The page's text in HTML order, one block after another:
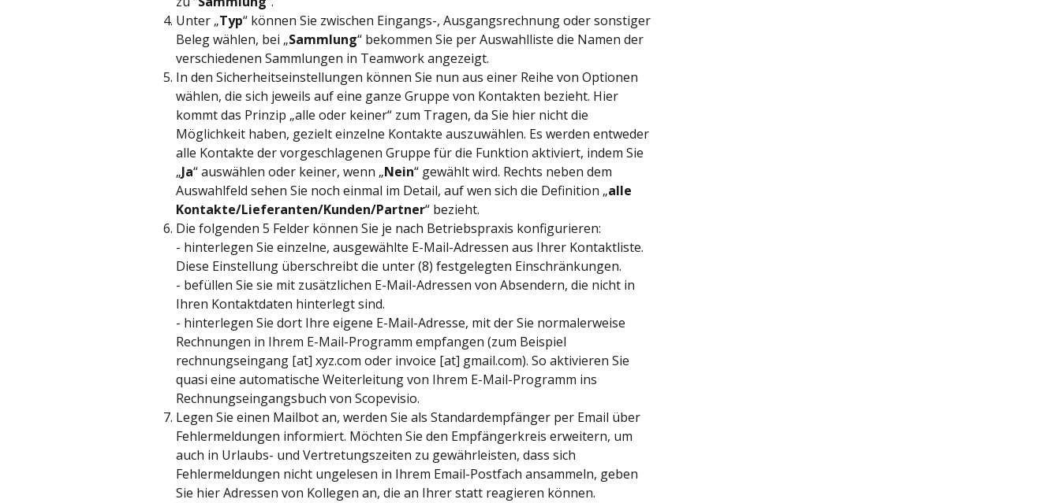
Unter „Typ“ können Sie zwischen Eingangs-, Ausgangsrechnung oder sonstiger
Beleg wählen, bei „Sammlung“ bekommen Sie per Auswahlliste die Namen der
verschiedenen Sammlungen in Teamwork angezeigt.
In den Sicherheitseinstellungen können Sie nun aus einer Reihe von Optionen
wählen, die sich jeweils auf eine ganze Gruppe von Kontakten bezieht. Hier
kommt das Prinzip „alle oder keiner“ zum Tragen, da Sie hier nicht die
Möglichkeit haben, gezielt einzelne Kontakte auszuwählen. Es werden entweder
alle Kontakte der vorgeschlagenen Gruppe für die Funktion aktiviert, indem Sie
„Ja“ auswählen oder keiner, wenn „Nein“ gewählt wird. Rechts neben dem
Auswahlfeld sehen Sie noch einmal im Detail, auf wen sich die Definition „alle
Kontakte/Lieferanten/Kunden/Partner“ bezieht.
Die folgenden 5 Felder können Sie je nach Betriebspraxis konfigurieren:
- hinterlegen Sie einzelne, ausgewählte E-Mail-Adressen aus Ihrer Kontaktliste.
Diese Einstellung überschreibt die unter (8) festgelegten Einschränkungen.
- befüllen Sie sie mit zusätzlichen E-Mail-Adressen von Absendern, die nicht in
Ihren Kontaktdaten hinterlegt sind.
- hinterlegen Sie dort Ihre eigene E-Mail-Adresse, mit der Sie normalerweise
Rechnungen in Ihrem E-Mail-Programm empfangen (zum Beispiel
rechnungseingang [at] xyz.com oder invoice [at] gmail.com). So aktivieren Sie
quasi eine automatische Weiterleitung von Ihrem E-Mail-Programm ins
Rechnungseingangsbuch von Scopevisio.
Legen Sie einen Mailbot an, werden Sie als Standardempfänger per Email über
Fehlermeldungen informiert. Möchten Sie den Empfängerkreis erweitern, um
auch in Urlaubs- und Vertretungszeiten zu gewährleisten, dass sich
Fehlermeldungen nicht ungelesen in Ihrem Email-Postfach ansammeln, geben
Sie hier Adressen von Kollegen an, die an Ihrer statt reagieren können.